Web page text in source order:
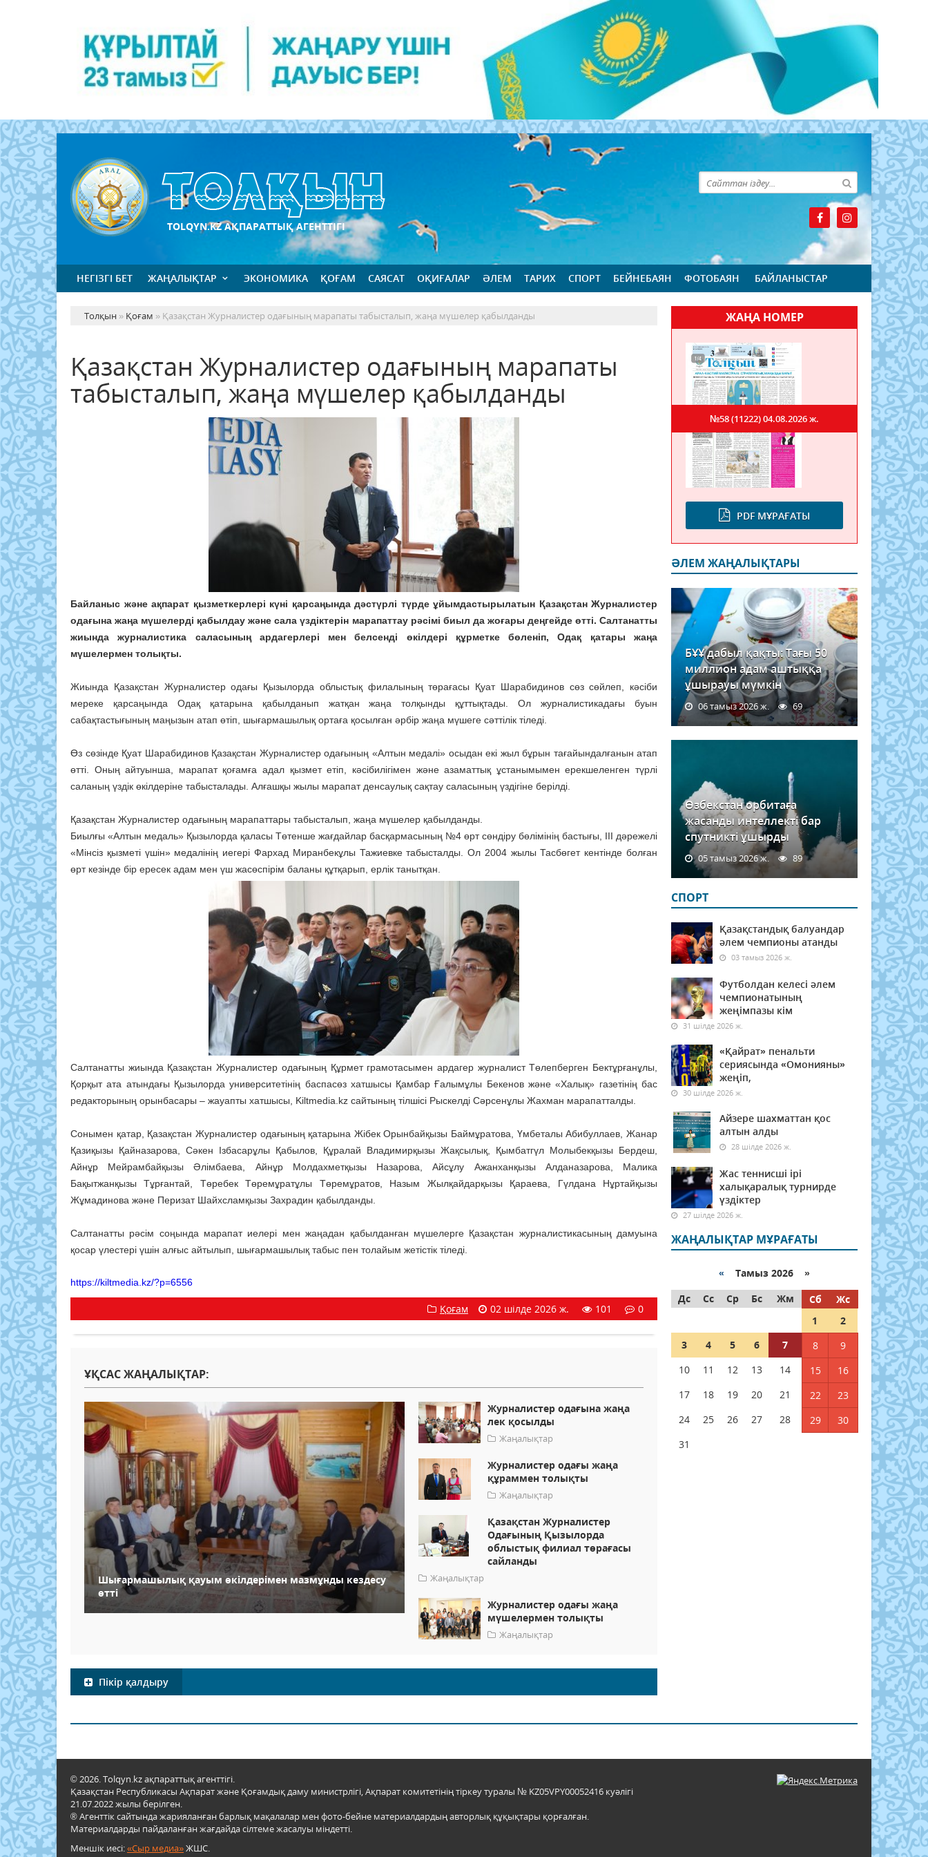
TOLQYN.KZ АҚПАРАТТЫҚ АГЕНТТІГІ
НЕГІЗГІ БЕТ ЖАҢАЛЫҚТАР ЭКОНОМИКА ҚОҒАМ САЯСАТ ОҚИҒАЛАР ӘЛЕМ ТАРИХ СПОРТ БЕЙНЕБАЯН ФОТОБАЯН БАЙЛАНЫСТАР
Толқын » Қоғам » Қазақстан Журналистер одағының марапаты табысталып, жаңа мүшелер қабылданды
Қазақстан Журналистер одағының марапаты
табысталып, жаңа мүшелер қабылданды
Байланыс және ақпарат қызметкерлері күні қарсаңында дәстүрлі түрде ұйымдастырылатын Қазақстан Журналистер
одағына жаңа мүшелерді қабылдау және сала үздіктерін марапаттау рәсімі биыл да жоғары деңгейде өтті. Салтанатты
жиында журналистика саласының ардагерлері мен белсенді өкілдері құрметке бөленіп, Одақ қатары жаңа
мүшелермен толықты.
Жиында Қазақстан Журналистер одағы Қызылорда облыстық филалының төрағасы Қуат Шарабидинов сөз сөйлеп, кәсіби
мереке қарсаңында Одақ қатарына қабылданып жатқан жаңа толқынды құттықтады. Ол журналистикадағы буын
сабақтастығының маңызын атап өтіп, шығармашылық ортаға қосылған әрбір жаңа мүшеге сәттілік тіледі.
Өз сөзінде Қуат Шарабидинов Қазақстан Журналистер одағының «Алтын медалі» осыдан екі жыл бұрын тағайындалғанын атап
өтті. Оның айтуынша, марапат қоғамға адал қызмет етіп, кәсібилігімен және азаматтық ұстанымымен ерекшеленген түрлі
саланың үздік өкілдеріне табысталады. Алғашқы жылы марапат денсаулық сақтау саласының үздігіне берілді.
Қазақстан Журналистер одағының марапаттары табысталып, жаңа мүшелер қабылданды.
Биылғы «Алтын медаль» Қызылорда қаласы Төтенше жағдайлар басқармасының №4 өрт сөндіру бөлімінің бастығы, ІІІ дәрежелі
«Мінсіз қызметі үшін» медалінің иегері Фархад Миранбекұлы Тажиевке табысталды. Ол 2004 жылы Тасбөгет кентінде болған
өрт кезінде бір ересек адам мен үш жасөспірім баланы құтқарып, ерлік танытқан.
Салтанатты жиында Қазақстан Журналистер одағының Құрмет грамотасымен ардагер журналист Төлепберген Бектұрғанұлы,
Қорқыт ата атындағы Қызылорда университетінің баспасөз хатшысы Қамбар Ғалымұлы Бекенов және «Халық» газетінің бас
редакторының орынбасары – жауапты хатшысы, Kiltmedia.kz сайтының тілшісі Рыскелді Сәрсенұлы Жахман марапатталды.
Сонымен қатар, Қазақстан Журналистер одағының қатарына Жібек Орынбайқызы Баймұратова, Үмбеталы Абибуллаев, Жанар
Қазиқызы Қайназарова, Сәкен Ізбасарұлы Қабылов, Құралай Владимирқызы Жақсылық, Қымбатгүл Молыбекқызы Бердеш,
Айнұр Мейрамбайқызы Әлімбаева, Айнұр Молдахметқызы Назарова, Айсұлу Ажанханқызы Алданазарова, Малика
Бақытжанқызы Тұрғантай, Төребек Төремұратұлы Төремұратов, Назым Жылқайдарқызы Қараева, Гүлдана Нұртайқызы
Жұмадинова және Перизат Шайхсламқызы Захрадин қабылданды.
Салтанатты рәсім соңында марапат иелері мен жаңадан қабылданған мүшелерге Қазақстан журналистикасының дамуына
қосар үлестері үшін алғыс айтылып, шығармашылық табыс пен толайым жетістік тіледі.
https://kiltmedia.kz/?p=6556
Қоғам 02 шілде 2026 ж. 101 0
ҰҚСАС ЖАҢАЛЫҚТАР:
Шығармашылық қауым өкілдерімен мазмұнды кездесу
өтті
Журналистер одағына жаңа
лек қосылды
Жаңалықтар
Журналистер одағы жаңа
құраммен толықты
Жаңалықтар
Қазақстан Журналистер
Одағының Қызылорда
облыстық филиал төрағасы
сайланды
Жаңалықтар
Журналистер одағы жаңа
мүшелермен толықты
Жаңалықтар
Пікір қалдыру
ЖАҢА НОМЕР
PDF МҰРАҒАТЫ
№58 (11222)04.08.2026 ж.
ӘЛЕМ ЖАҢАЛЫҚТАРЫ
БҰҰ дабыл қақты: Тағы 50
миллион адам аштыққа
ұшырауы мүмкін
06 тамыз 2026 ж. 69
Өзбекстан орбитаға
жасанды интеллекті бар
спутникті ұшырды
05 тамыз 2026 ж. 89
СПОРТ
Қазақстандық балуандар
әлем чемпионы атанды
03 тамыз 2026 ж.
Футболдан келесі әлем
чемпионатының
жеңімпазы кім
31 шілде 2026 ж.
«Қайрат» пенальти
сериясында «Омонияны»
жеңіп,
30 шілде 2026 ж.
Айзере шахматтан қос
алтын алды
28 шілде 2026 ж.
Жас теннисші ірі
халықаралық турнирде
үздіктер
27 шілде 2026 ж.
ЖАҢАЛЫҚТАР МҰРАҒАТЫ
« Тамыз 2026 »
Дс
Сс Ср Бс Жм Сб
Жс
1
2
3
4 5 6 7 8
9
10
11 12 13 14 15
16
17
18 19 20 21 22
23
24
25 26 27 28 29
30
31
© 2026. Tolqyn.kz ақпараттық агенттігі.
Қазақстан Республикасы Ақпарат және Қоғамдық даму министрлігі, Ақпарат комитетінің тіркеу туралы № KZ05VPY00052416 куәлігі
21.07.2022 жылы берілген.
® Агенттік сайтында жарияланған барлық мақалалар мен фото-бейне материалдардың авторлық құқықтары қорғалған.
Материалдарды пайдаланған жағдайда сілтеме жасалуы міндетті.
Меншік иесі:«Сыр медиа»ЖШС.